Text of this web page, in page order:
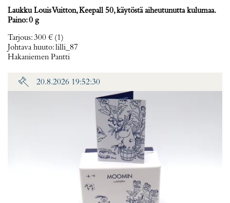
Laukku Louis Vuitton, Keepall 50, käytöstä aiheutunutta kulumaa.
Paino: 0 g
Tarjous:300 € (1)
Johtava huuto:lilli_87
Hakaniemen Pantti
20.8.2026 19:52:30